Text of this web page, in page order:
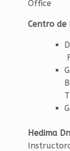
Office
Centro de
Hedima